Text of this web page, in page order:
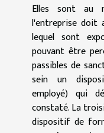
Elles sont au
l'entreprise doit
lequel sont
pouvant être
passibles de
sein un
employé) qui
constaté. La
dispositif de